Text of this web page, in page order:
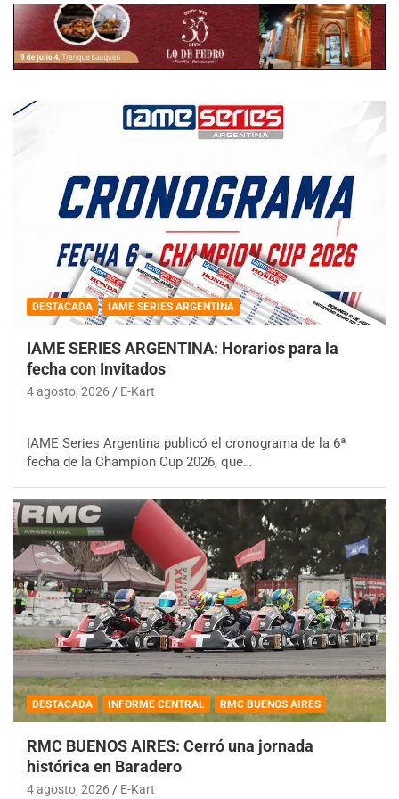
DESTACADA IAME SERIES ARGENTINA
IAME SERIES ARGENTINA: Horarios para la
fecha con Invitados
4 agosto, 2026 E-Kart
IAME Series Argentina publicó el cronograma de la 6ª
fecha de la Champion Cup 2026, que…
DESTACADA INFORME CENTRAL RMC BUENOS AIRES
RMC BUENOS AIRES: Cerró una jornada
histórica en Baradero
4 agosto, 2026 E-Kart